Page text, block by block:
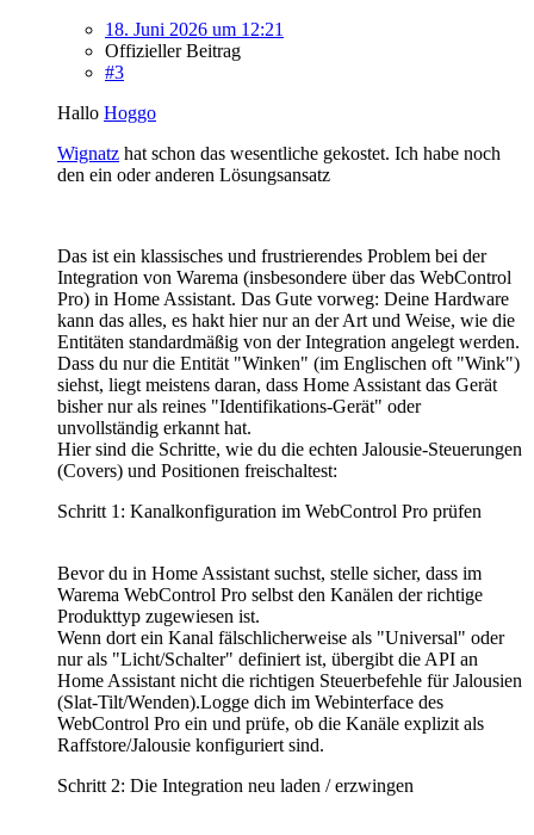
18. Juni 2026 um 12:21
Offizieller Beitrag
#3
Hallo Hoggo
Wignatz hat schon das wesentliche gekostet. Ich habe noch
den ein oder anderen Lösungsansatz
Das ist ein klassisches und frustrierendes Problem bei der
Integration von Warema (insbesondere über das WebControl
Pro) in Home Assistant. Das Gute vorweg: Deine Hardware
kann das alles, es hakt hier nur an der Art und Weise, wie die
Entitäten standardmäßig von der Integration angelegt werden.
Dass du nur die Entität "Winken" (im Englischen oft "Wink")
siehst, liegt meistens daran, dass Home Assistant das Gerät
bisher nur als reines "Identifikations-Gerät" oder
unvollständig erkannt hat.
Hier sind die Schritte, wie du die echten Jalousie-Steuerungen
(Covers) und Positionen freischaltest:
Schritt 1: Kanalkonfiguration im WebControl Pro prüfen
Bevor du in Home Assistant suchst, stelle sicher, dass im
Warema WebControl Pro selbst den Kanälen der richtige
Produkttyp zugewiesen ist.
Wenn dort ein Kanal fälschlicherweise als "Universal" oder
nur als "Licht/Schalter" definiert ist, übergibt die API an
Home Assistant nicht die richtigen Steuerbefehle für Jalousien
(Slat-Tilt/Wenden).Logge dich im Webinterface des
WebControl Pro ein und prüfe, ob die Kanäle explizit als
Raffstore/Jalousie konfiguriert sind.
Schritt 2: Die Integration neu laden / erzwingen